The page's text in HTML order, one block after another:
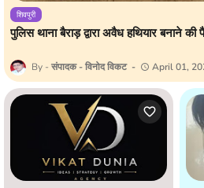
शिवपुरी
पुलिस थाना बैराड़ द्वारा अवैध हथियार बनाने की
संपादक - विनोद विकट April 01,